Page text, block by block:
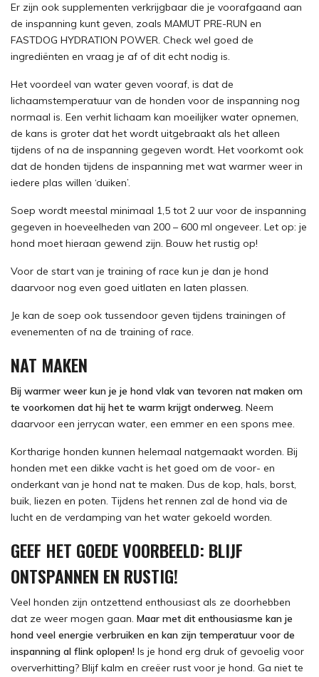
Er zijn ook supplementen verkrijgbaar die je voorafgaand aan
de inspanning kunt geven, zoals MAMUT PRE-RUN en
FASTDOG HYDRATION POWER. Check wel goed de
ingrediënten en vraag je af of dit echt nodig is.
Het voordeel van water geven vooraf, is dat de
lichaamstemperatuur van de honden voor de inspanning nog
normaal is. Een verhit lichaam kan moeilijker water opnemen,
de kans is groter dat het wordt uitgebraakt als het alleen
tijdens of na de inspanning gegeven wordt. Het voorkomt ook
dat de honden tijdens de inspanning met wat warmer weer in
iedere plas willen ‘duiken’.
Soep wordt meestal minimaal 1,5 tot 2 uur voor de inspanning
gegeven in hoeveelheden van 200 – 600 ml ongeveer. Let op: je
hond moet hieraan gewend zijn. Bouw het rustig op!
Voor de start van je training of race kun je dan je hond
daarvoor nog even goed uitlaten en laten plassen.
Je kan de soep ook tussendoor geven tijdens trainingen of
evenementen of na de training of race.
NAT MAKEN
Bij warmer weer kun je je hond vlak van tevoren nat maken om
te voorkomen dat hij het te warm krijgt onderweg. Neem
daarvoor een jerrycan water, een emmer en een spons mee.
Kortharige honden kunnen helemaal natgemaakt worden. Bij
honden met een dikke vacht is het goed om de voor- en
onderkant van je hond nat te maken. Dus de kop, hals, borst,
buik, liezen en poten. Tijdens het rennen zal de hond via de
lucht en de verdamping van het water gekoeld worden.
GEEF HET GOEDE VOORBEELD: BLIJF
ONTSPANNEN EN RUSTIG!
Veel honden zijn ontzettend enthousiast als ze doorhebben
dat ze weer mogen gaan. Maar met dit enthousiasme kan je
hond veel energie verbruiken en kan zijn temperatuur voor de
inspanning al flink oplopen! Is je hond erg druk of gevoelig voor
oververhitting? Blijf kalm en creëer rust voor je hond. Ga niet te